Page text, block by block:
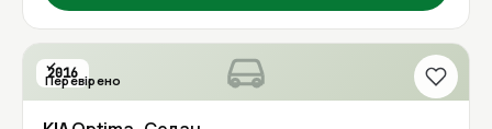
2016
Перевірено